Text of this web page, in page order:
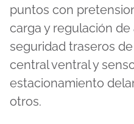
puntos con
carga y regulación
seguridad traseros
central ventral y
estacionamiento
otros.